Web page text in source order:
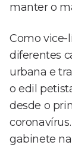
manter o
Como vice-
diferentes
urbana e
o edil
desde o
gabinete